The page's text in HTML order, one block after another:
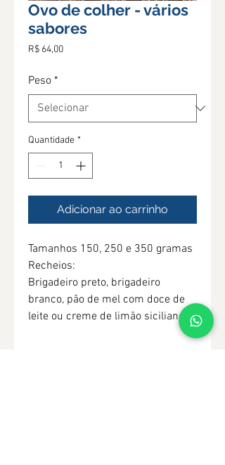
Ovo de colher - vários
sabores
R$ 64,00Preço
Peso *
Quantidade *
Adicionar ao carrinho
Tamanhos 150, 250 e 350 gramas
Recheios:
Brigadeiro preto, brigadeiro
branco, pão de mel com doce de
leite ou creme de limão siciliano